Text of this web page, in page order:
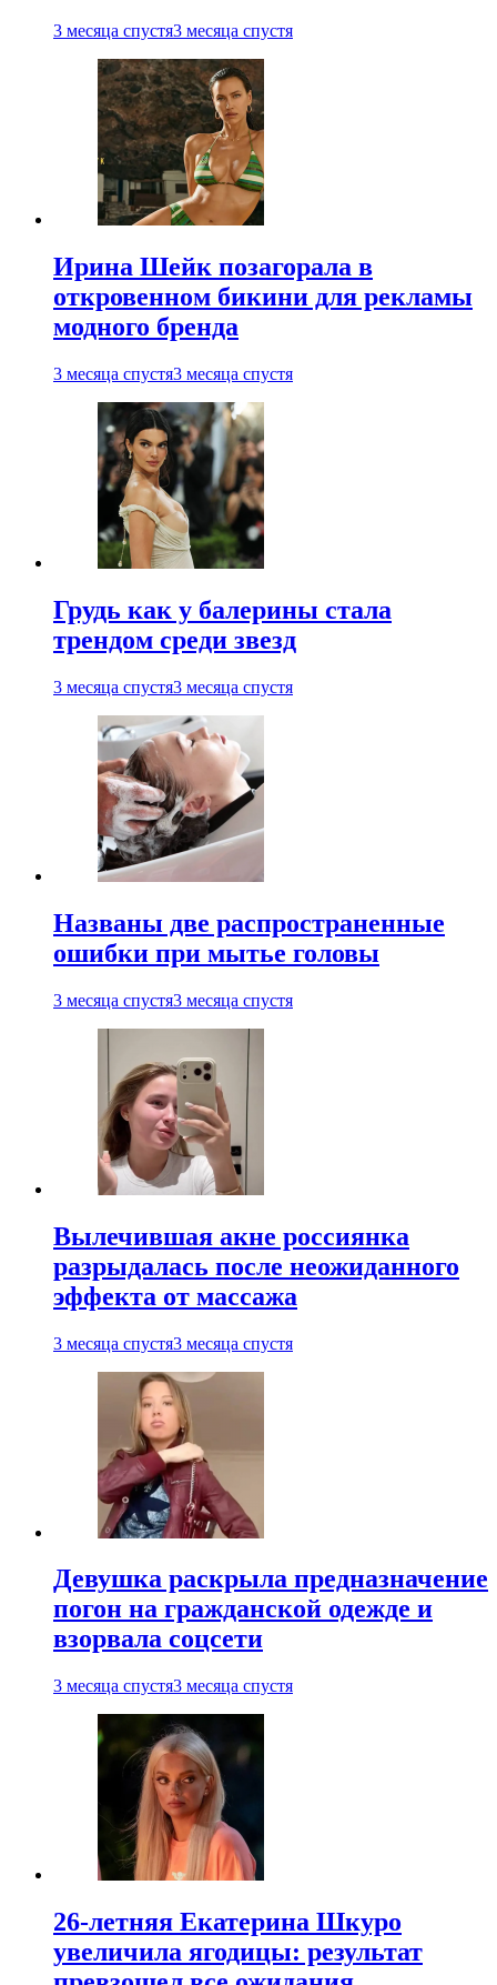
3 месяца спустя3 месяца спустя
Ирина Шейк позагорала в
откровенном бикини для рекламы
модного бренда
3 месяца спустя3 месяца спустя
Грудь как у балерины стала
трендом среди звезд
3 месяца спустя3 месяца спустя
Названы две распространенные
ошибки при мытье головы
3 месяца спустя3 месяца спустя
Вылечившая акне россиянка
разрыдалась после неожиданного
эффекта от массажа
3 месяца спустя3 месяца спустя
Девушка раскрыла предназначение
погон на гражданской одежде и
взорвала соцсети
3 месяца спустя3 месяца спустя
26-летняя Екатерина Шкуро
увеличила ягодицы: результат